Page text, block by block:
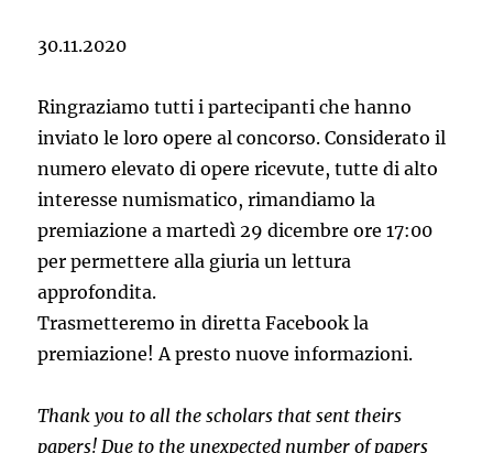
30.11.2020
Ringraziamo tutti i partecipanti che hanno
inviato le loro opere al concorso. Considerato il
numero elevato di opere ricevute, tutte di alto
interesse numismatico, rimandiamo la
premiazione a martedì 29 dicembre ore 17:00
per permettere alla giuria un lettura
approfondita.
Trasmetteremo in diretta Facebook la
premiazione! A presto nuove informazioni.
Thank you to all the scholars that sent theirs
papers! Due to the unexpected number of papers